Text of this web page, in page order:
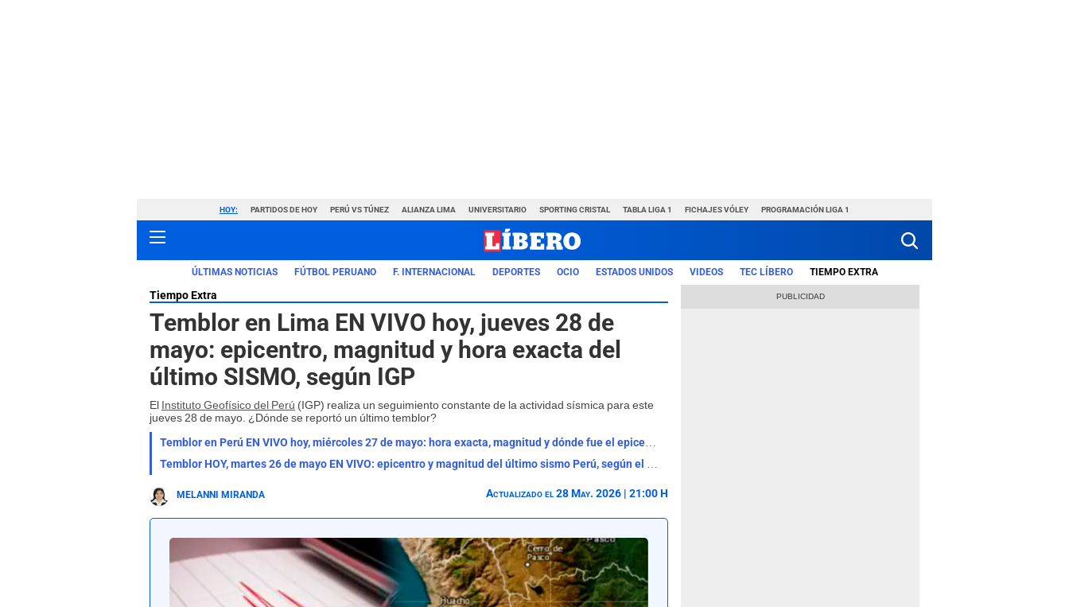
HOY: PARTIDOS DE HOY PERÚ VS TÚNEZ ALIANZA LIMA UNIVERSITARIO SPORTING CRISTAL TABLA LIGA 1 FICHAJES VÓLEY PROGRAMACIÓN LIGA 1
ÚLTIMAS NOTICIAS FÚTBOL PERUANO F. INTERNACIONAL DEPORTES OCIO ESTADOS UNIDOS VIDEOS TEC LÍBERO TIEMPO EXTRA
Tiempo Extra
Temblor en Lima EN VIVO hoy, jueves 28 de
mayo: epicentro, magnitud y hora exacta del
último SISMO, según IGP
El Instituto Geofísico del Perú (IGP) realiza un seguimiento constante de la actividad sísmica para este
jueves 28 de mayo. ¿Dónde se reportó un último temblor?
Temblor en Perú EN VIVO hoy, miércoles 27 de mayo: hora exacta, magnitud y dónde fue el epicentro del último SISMO
Temblor HOY, martes 26 de mayo EN VIVO: epicentro y magnitud del último sismo Perú, según el IGP
MELANNI MIRANDA Actualizado el 28 May. 2026 | 21:00 H